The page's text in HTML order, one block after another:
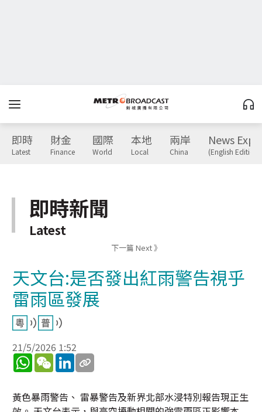
即時
Latest
財金
Finance
國際
World
本地
Local
兩岸
China
News
(English Edition)
即時新聞
Latest
下一篇 Next 》
天文台:是否發出紅雨警告視乎
雷雨區發展
21/5/2026 1:52
WhatsApp
WeChatLinkedIn
黃色暴雨警告、 雷暴警告及新界北部水浸特別報告現正生